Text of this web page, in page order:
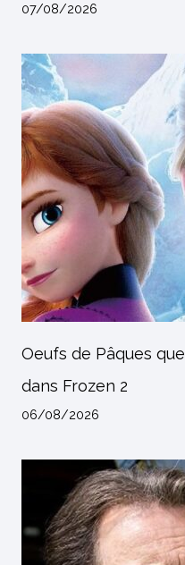
07/08/2026
Oeufs de Pâques
dans Frozen 2
06/08/2026